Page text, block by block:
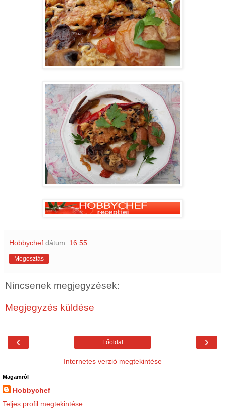
Hobbychef dátum: 16:55
Megosztás
Nincsenek megjegyzések:
Megjegyzés küldése
‹ ›
Főoldal
Internetes verzió megtekintése
Magamról
Hobbychef
Teljes profil megtekintése